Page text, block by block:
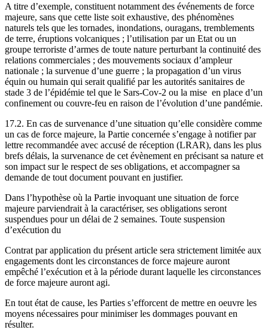
A titre d’exemple, constituent notamment des événements de force
majeure, sans que cette liste soit exhaustive, des phénomènes
naturels tels que les tornades, inondations, ouragans, tremblements
de terre, éruptions volcaniques ; l’utilisation par un Etat ou un
groupe terroriste d’armes de toute nature perturbant la continuité des
relations commerciales ; des mouvements sociaux d’ampleur
nationale ; la survenue d’une guerre ; la propagation d’un virus
équin ou humain qui serait qualifié par les autorités sanitaires de
stade 3 de l’épidémie tel que le Sars-Cov-2 ou la mise en place d’un
confinement ou couvre-feu en raison de l’évolution d’une pandémie.
17.2. En cas de survenance d’une situation qu’elle considère comme
un cas de force majeure, la Partie concernée s’engage à notifier par
lettre recommandée avec accusé de réception (LRAR), dans les plus
brefs délais, la survenance de cet évènement en précisant sa nature et
son impact sur le respect de ses obligations, et accompagner sa
demande de tout document pouvant en justifier.
Dans l’hypothèse où la Partie invoquant une situation de force
majeure parviendrait à la caractériser, ses obligations seront
suspendues pour un délai de 2 semaines. Toute suspension
d’exécution du
Contrat par application du présent article sera strictement limitée aux
engagements dont les circonstances de force majeure auront
empêché l’exécution et à la période durant laquelle les circonstances
de force majeure auront agi.
En tout état de cause, les Parties s’efforcent de mettre en oeuvre les
moyens nécessaires pour minimiser les dommages pouvant en
résulter.